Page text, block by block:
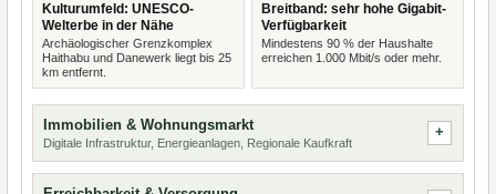
Kulturumfeld: UNESCO-
Welterbe in der Nähe
Archäologischer Grenzkomplex
Haithabu und Danewerk liegt bis 25
km entfernt.
Breitband: sehr hohe Gigabit-
Verfügbarkeit
Mindestens 90 % der Haushalte
erreichen 1.000 Mbit/s oder mehr.
Immobilien & Wohnungsmarkt
Digitale Infrastruktur, Energieanlagen, Regionale Kaufkraft